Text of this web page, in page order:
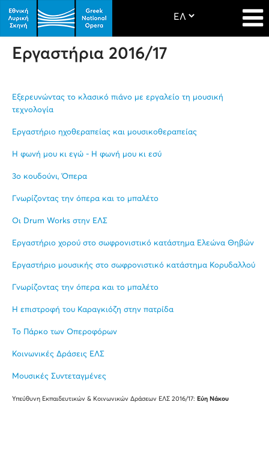
Εργαστήρια 2016/17
Εξερευνώντας το κλασικό πιάνο με εργαλείο τη μουσική
τεχνολογία
Εργαστήριο ηχοθεραπείας και μουσικοθεραπείας
Η φωνή μου κι εγώ - Η φωνή μου κι εσύ
3ο κουδούνι, Όπερα
Γνωρίζοντας την όπερα και το μπαλέτο
Οι Drum Works στην ΕΛΣ
Εργαστήριο χορού στο σωφρονιστικό κατάστημα Ελεώνα Θηβών
Εργαστήριο μουσικής στο σωφρονιστικό κατάστημα Κορυδαλλού
Γνωρίζοντας την όπερα και το μπαλέτο
H επιστροφή του Καραγκιόζη στην πατρίδα
Το Πάρκο των Οπεροφόρων
Κοινωνικές Δράσεις ΕΛΣ
Μουσικές Συντεταγμένες
Υπεύθυνη Εκπαιδευτικών & Κοινωνικών Δράσεων ΕΛΣ 2016/17: Εύη Νάκου